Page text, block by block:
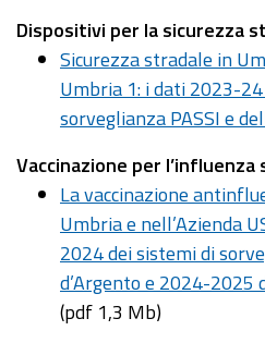
Dispositivi per la sicurezza
Sicurezza stradale in
Umbria 1: i dati 2023-
sorveglianza PASSI e
Vaccinazione per l’influenza
La vaccinazione
Umbria e nell’Azienda
2024 dei sistemi di
d’Argento e 2024-
(pdf 1,3 Mb)